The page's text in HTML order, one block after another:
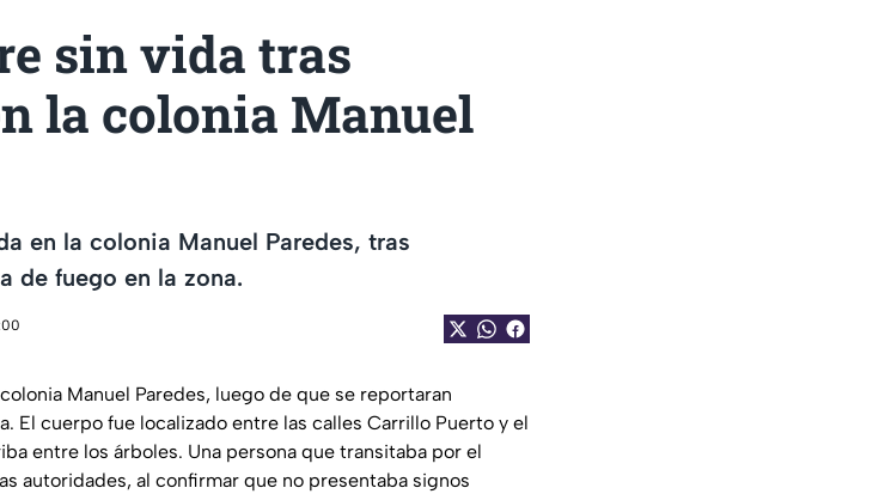
sin vida tras
la colonia Manuel
en la colonia Manuel Paredes, tras
de fuego en la zona.
Manuel Paredes, luego de que se reportaran
El cuerpo fue localizado entre las calles Carrillo Puerto y el
entre los árboles. Una persona que transitaba por el
autoridades, al confirmar que no presentaba signos